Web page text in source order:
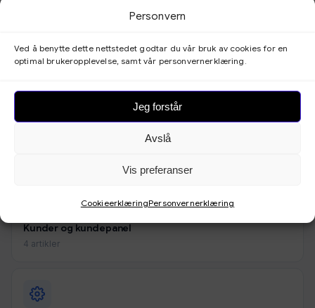
Personvern
Ved å benytte dette nettstedet godtar du vår bruk av cookies for en
optimal brukeropplevelse, samt vår personvernerklæring.
Jeg forstår
Avslå
Vis preferanser
CookieerklæringPersonvernerklæring
9 artikler
Kunder og kundepanel
4 artikler